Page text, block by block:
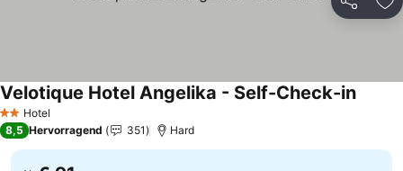
Teilen
2 Sterne
Hotel
Velotique Hotel Angelika - Self-Check-inPreise
8,5 Hervorragend 351 Hard